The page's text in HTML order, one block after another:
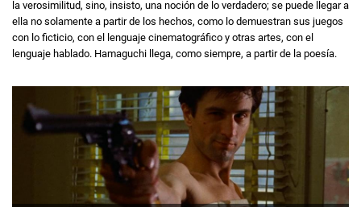
la verosimilitud, sino, insisto, una noción de lo verdadero; se puede llegar a
ella no solamente a partir de los hechos, como lo demuestran sus juegos
con lo ficticio, con el lenguaje cinematográfico y otras artes, con el
lenguaje hablado. Hamaguchi llega, como siempre, a partir de la poesía.